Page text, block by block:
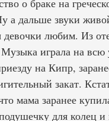
о браке на
а дальше звуки
любим. Из
играла на
на Кипр,
закат.
мама заранее
для колец